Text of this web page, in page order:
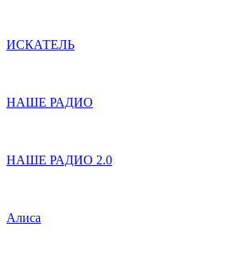
ИСКАТЕЛЬ
НАШЕ РАДИО
НАШЕ РАДИО 2.0
Алиса